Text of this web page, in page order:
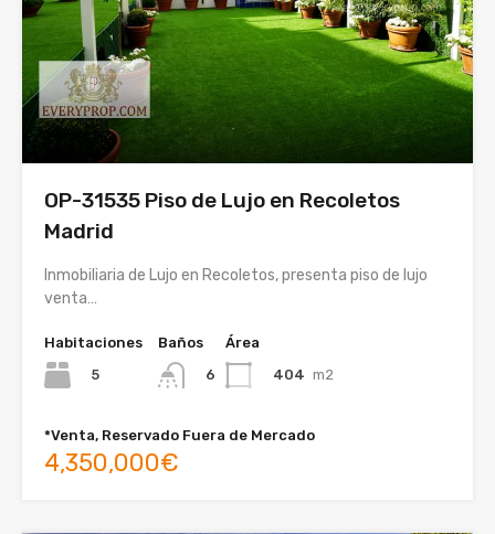
OP-31535 Piso de Lujo en Recoletos
Madrid
Inmobiliaria de Lujo en Recoletos, presenta piso de lujo
venta…
Habitaciones
5
Baños
6
Área
404 m2
*Venta, Reservado Fuera de Mercado
4,350,000€